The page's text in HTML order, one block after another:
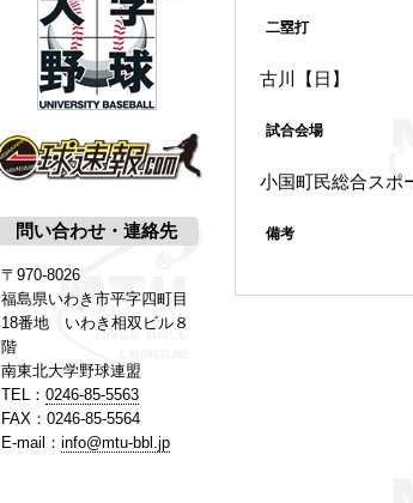
二塁打
古川【日】
試合会場
小国町民総合スポ
備考
問い合わせ・連絡先
〒970-8026
福島県いわき市平字四町目
18番地 いわき相双ビル８
階
南東北大学野球連盟
TEL： 0246-85-5563
FAX：0246-85-5564
E-mail： info@mtu-bbl.jp